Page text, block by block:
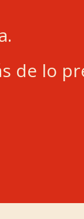
de lo